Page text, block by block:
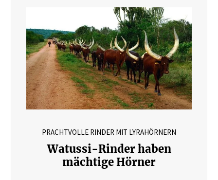
PRACHTVOLLE RINDER MIT LYRAHÖRNERN
Watussi-Rinder haben
mächtige Hörner